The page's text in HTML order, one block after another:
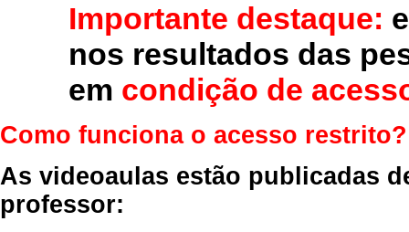
Importante destaque:
nos resultados das
em condição de
Como funciona o acesso restrito?
As videoaulas estão publicadas
professor: